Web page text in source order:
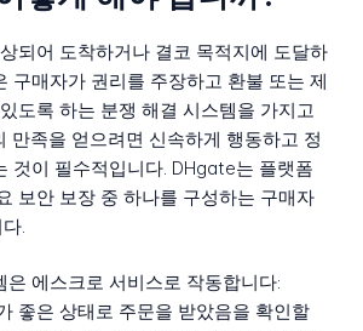
되어 도착하거나 결코 목적지에 도달하
구매자가 권리를 주장하고 환불 또는 제
도록 하는 분쟁 해결 시스템을 가지고
만족을 얻으려면 신속하게 행동하고 정
것이 필수적입니다. DHgate는 플랫폼
보안 보장 중 하나를 구성하는 구매자
.
은 에스크로 서비스로 작동합니다:
좋은 상태로 주문을 받았음을 확인할